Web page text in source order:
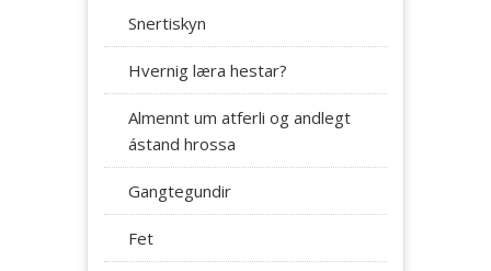
Snertiskyn
Hvernig læra hestar?
Almennt um atferli og andlegt
ástand hrossa
Gangtegundir
Fet